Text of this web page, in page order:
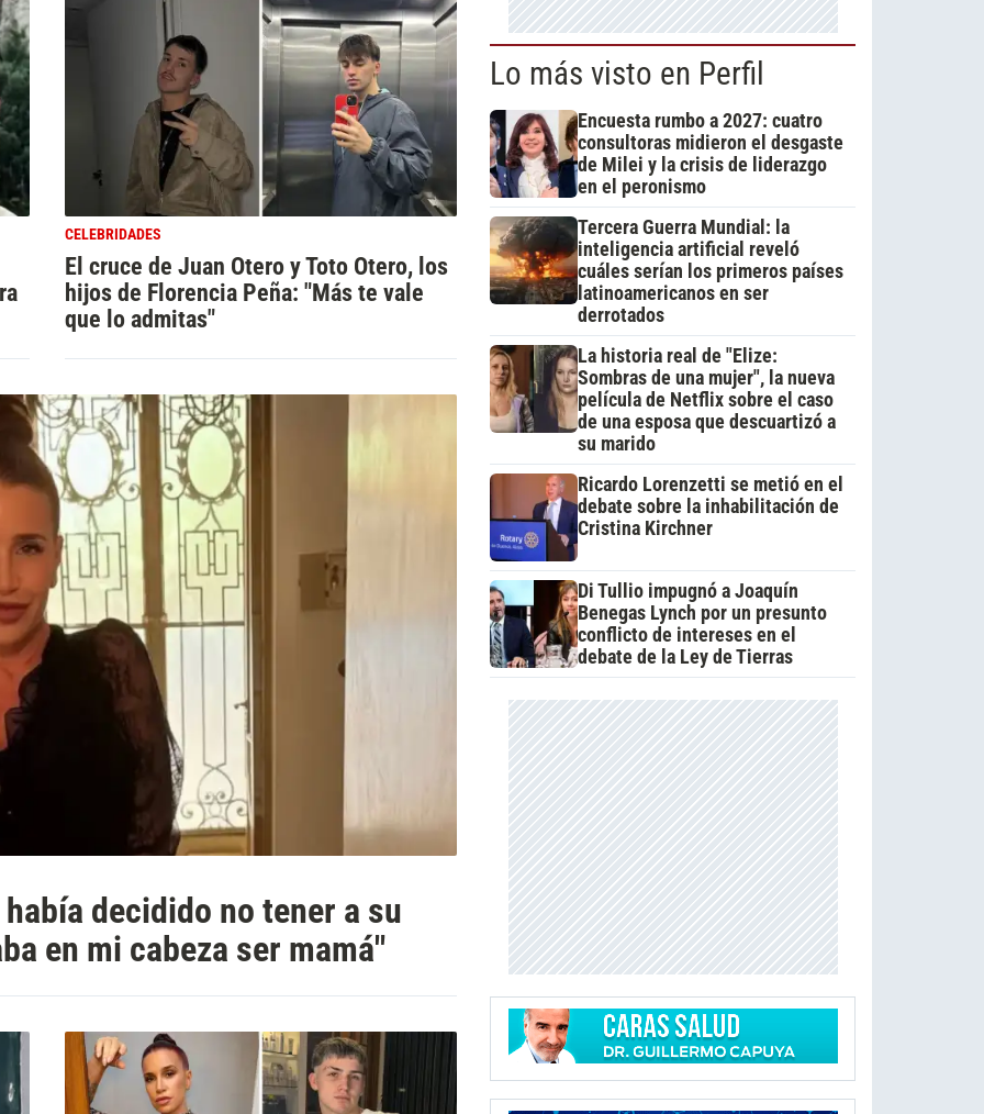
CELEBRIDADES
El cruce de Juan Otero y Toto Otero, los
hijos de Florencia Peña: "Más te vale
que lo admitas"
decidido no tener a su
en mi cabeza ser mamá"
Lo más visto en Perfil
Encuesta rumbo a 2027: cuatro
consultoras midieron el desgaste
de Milei y la crisis de liderazgo
en el peronismo
Tercera Guerra Mundial: la
inteligencia artificial reveló
cuáles serían los primeros países
latinoamericanos en ser
derrotados
La historia real de "Elize:
Sombras de una mujer", la nueva
película de Netflix sobre el caso
de una esposa que descuartizó a
su marido
Ricardo Lorenzetti se metió en el
debate sobre la inhabilitación de
Cristina Kirchner
Di Tullio impugnó a Joaquín
Benegas Lynch por un presunto
conflicto de intereses en el
debate de la Ley de Tierras